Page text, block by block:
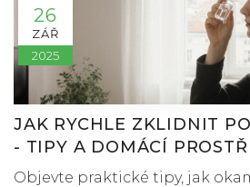
26
ZÁŘ
2025
JAK RYCHLE ZKLIDNIT
- TIPY A DOMÁCÍ
Objevte praktické tipy, jak